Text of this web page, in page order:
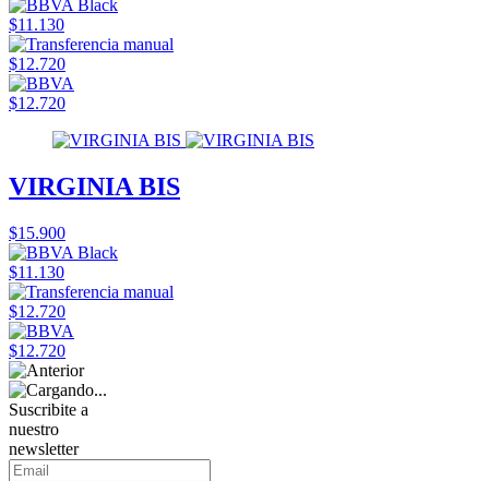
$11.130
$12.720
$12.720
VIRGINIA BIS
$15.900
$11.130
$12.720
$12.720
Suscribite a
nuestro
newsletter